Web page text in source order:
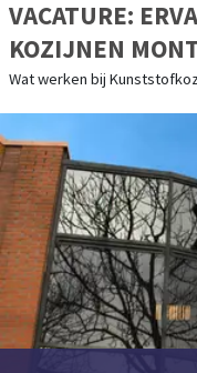
VACATURE:
KOZIJNEN
Wat werken bij